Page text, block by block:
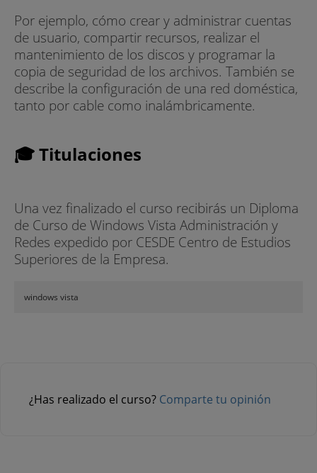
Por ejemplo, cómo crear y administrar cuentas
de usuario, compartir recursos, realizar el
mantenimiento de los discos y programar la
copia de seguridad de los archivos. También se
describe la configuración de una red doméstica,
tanto por cable como inalámbricamente.
🎓 Titulaciones
Una vez finalizado el curso recibirás un Diploma
de Curso de Windows Vista Administración y
Redes expedido por CESDE Centro de Estudios
Superiores de la Empresa.
windows vista
¿Has realizado el curso? Comparte tu opinión